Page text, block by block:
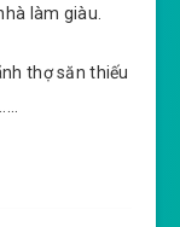
làm giàu.
thợ săn thiếu